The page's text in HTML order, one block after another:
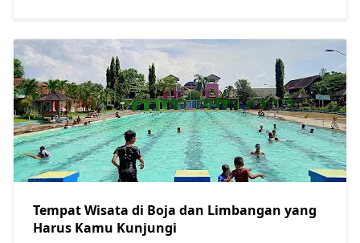
Tempat Wisata di Boja dan Limbangan yang
Harus Kamu Kunjungi